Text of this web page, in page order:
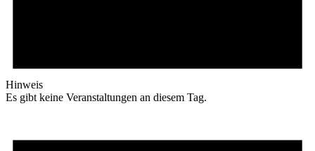
Hinweis
Es gibt keine Veranstaltungen an diesem Tag.